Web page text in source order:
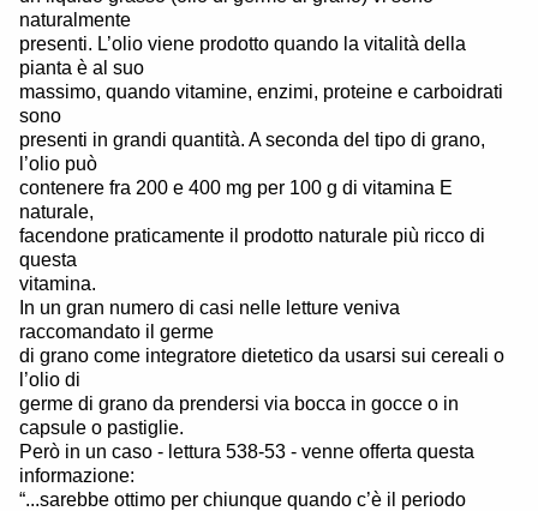
naturalmente
presenti. L’olio viene prodotto quando la vitalità della
pianta è al suo
massimo, quando vitamine, enzimi, proteine e carboidrati
sono
presenti in grandi quantità. A seconda del tipo di grano,
l’olio può
contenere fra 200 e 400 mg per 100 g di vitamina E
naturale,
facendone praticamente il prodotto naturale più ricco di
questa
vitamina.
In un gran numero di casi nelle letture veniva
raccomandato il germe
di grano come integratore dietetico da usarsi sui cereali o
l’olio di
germe di grano da prendersi via bocca in gocce o in
capsule o pastiglie.
Però in un caso - lettura 538-53 - venne offerta questa
informazione:
“...sarebbe ottimo per chiunque quando c’è il periodo